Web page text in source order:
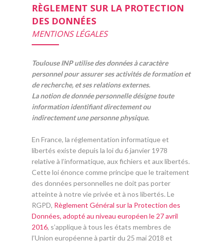
RÈGLEMENT SUR LA PROTECTION
DES DONNÉES
MENTIONS LÉGALES
Toulouse INP utilise des données à caractère
personnel pour assurer ses activités de formation et
de recherche, et ses relations externes.
La notion de donnée personnelle désigne toute
information identifiant directement ou
indirectement une personne physique.
En France, la réglementation informatique et
libertés existe depuis la loi du 6 janvier 1978
relative à l’informatique, aux fichiers et aux libertés.
Cette loi énonce comme principe que le traitement
des données personnelles ne doit pas porter
atteinte à notre vie privée et à nos libertés. Le
RGPD, Règlement Général sur la Protection des
Données, adopté au niveau européen le 27 avril
2016, s’applique à tous les états membres de
l’Union européenne à partir du 25 mai 2018 et